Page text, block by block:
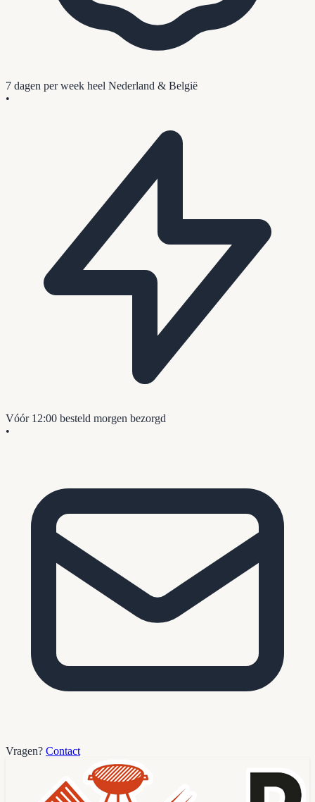
7 dagen per week heel Nederland & België
•
Vóór 12:00 besteld morgen bezorgd
•
Vragen? Contact